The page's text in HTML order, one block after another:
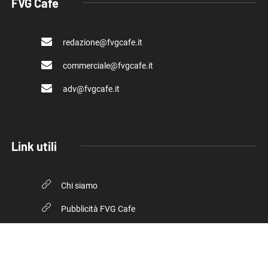
redazione@fvgcafe.it
commerciale@fvgcafe.it
adv@fvgcafe.it
Link utili
Chi siamo
Pubblicità FVG Cafe